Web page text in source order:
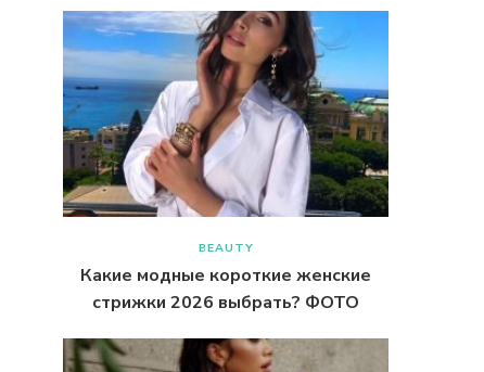
BEAUTY
Какие модные короткие женские
стрижки 2026 выбрать? ФОТО